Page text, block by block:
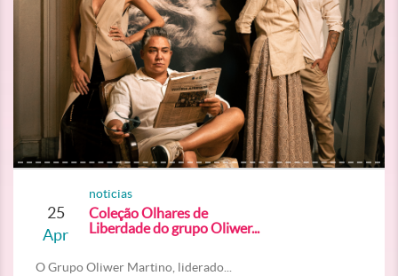
25
Apr
noticias
Coleção Olhares de
Liberdade do grupo Oliwer...
O Grupo Oliwer Martino, liderado...